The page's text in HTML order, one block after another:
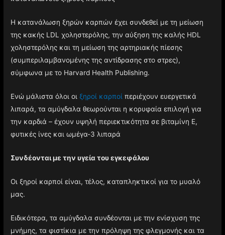
Η κατανάλωση ξηρών καρπών έχει συνδεθεί με τη μείωση
της κακής LDL χοληστερόλης, την αύξηση της καλής HDL
χοληστερόλης και τη μείωση της αρτηριακής πίεσης
(συμπεριλαμβανομένης της αντίδρασης στο στρες),
σύμφωνα με το Harvard Health Publishing.
Ενώ μάλιστα όλοι οι ξηροί καρποί περιέχουν ευεργετικά
λιπαρά, τα αμύγδαλα θεωρούνται η κορυφαία επιλογή για
την καρδιά – έχουν υψηλή περιεκτικότητα σε βιταμίνη Ε,
φυτικές ίνες και ωμέγα-3 λιπαρά
Συνδέονται με την υγεία του εγκεφάλου
Οι ξηροί καρποί είναι, τέλος, καταπληκτικοί για το μυαλό
μας.
Ειδικότερα, τα αμύγδαλα συνδέονται με την ενίσχυση της
μνήμης, τα φιστίκια με την πρόληψη της φλεγμονής και τα